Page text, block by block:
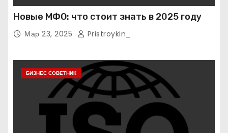
Новые МФО: что стоит знать в 2025 году
Мар 23, 2025 Pristroykin_
БИЗНЕС СОВЕТНИК